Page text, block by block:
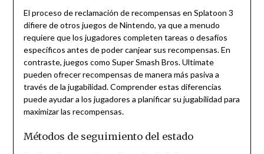
El proceso de reclamación de recompensas en Splatoon 3
difiere de otros juegos de Nintendo, ya que a menudo
requiere que los jugadores completen tareas o desafíos
específicos antes de poder canjear sus recompensas. En
contraste, juegos como Super Smash Bros. Ultimate
pueden ofrecer recompensas de manera más pasiva a
través de la jugabilidad. Comprender estas diferencias
puede ayudar a los jugadores a planificar su jugabilidad para
maximizar las recompensas.
Métodos de seguimiento del estado